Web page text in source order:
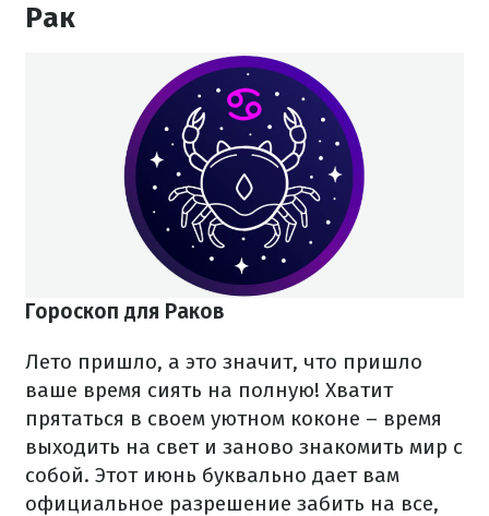
Рак
Гороскоп для Раков
Лето пришло, а это значит, что пришло
ваше время сиять на полную! Хватит
прятаться в своем уютном коконе – время
выходить на свет и заново знакомить мир с
собой. Этот июнь буквально дает вам
официальное разрешение забить на все,